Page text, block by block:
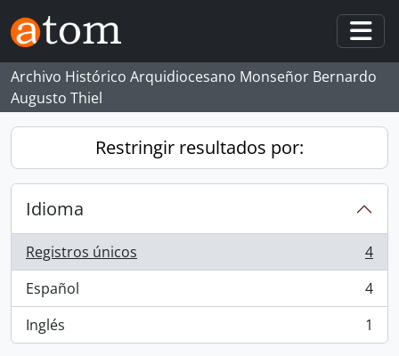
Skip to main content
Archivo Histórico Arquidiocesano Monseñor Bernardo
Augusto Thiel
Restringir resultados por:
Idioma
Registros únicos
, 4 resultados
4
Español
, 4 resultados
4
Inglés
, 1 resultados 1